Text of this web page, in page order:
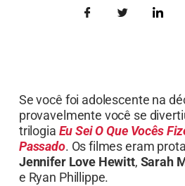
Se você foi adolescente na
provavelmente você se
trilogia Eu Sei O Que Vocês
Passado. Os filmes eram
Jennifer Love Hewitt, Sarah
e Ryan Phillippe.